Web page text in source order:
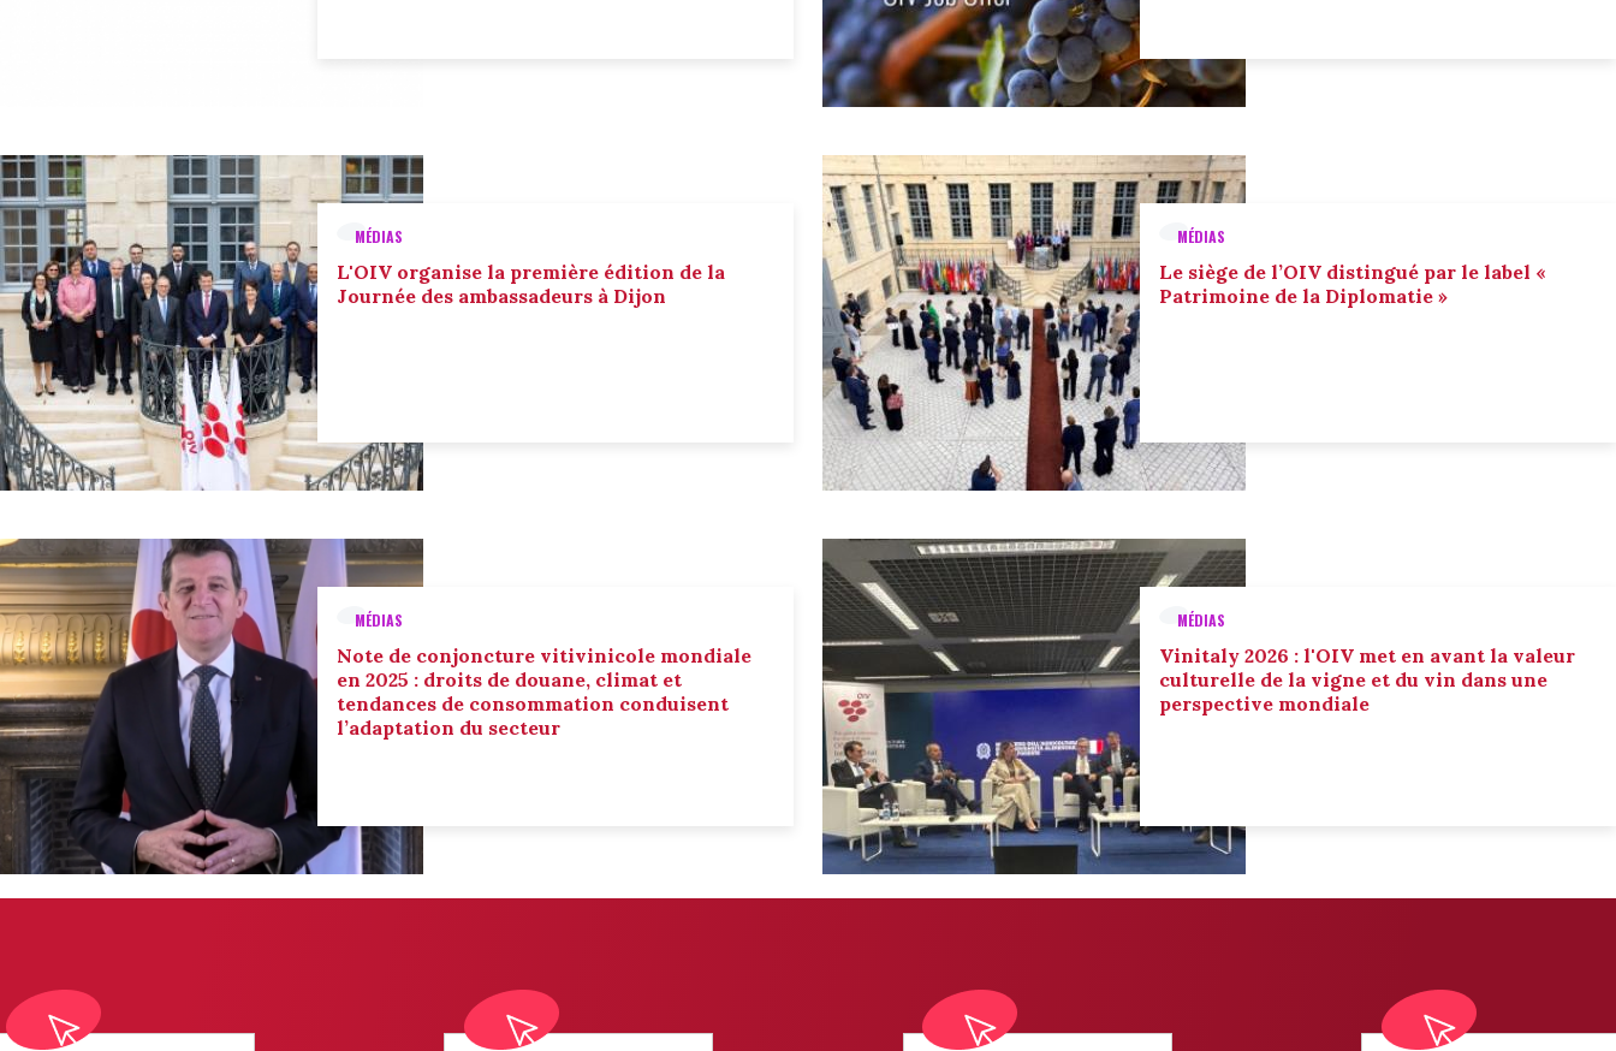
MÉDIAS
L'OIV organise la première édition de la
Journée des ambassadeurs à Dijon
MÉDIAS
Le siège de l’OIV distingué par le label «
Patrimoine de la Diplomatie »
MÉDIAS
Note de conjoncture vitivinicole mondiale
en 2025 : droits de douane, climat et
tendances de consommation conduisent
l’adaptation du secteur
MÉDIAS
Vinitaly 2026 : l'OIV met en avant la valeur
culturelle de la vigne et du vin dans une
perspective mondiale